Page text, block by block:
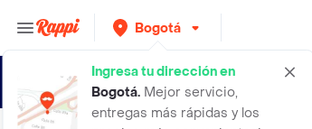
Bogotá
Ingresa tu dirección en
Bogotá. Mejor servicio,
entregas más rápidas y los